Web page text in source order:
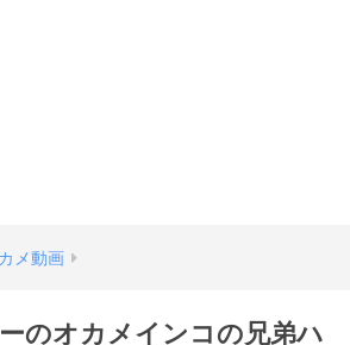
メ動画
のオカメインコの兄弟ハ